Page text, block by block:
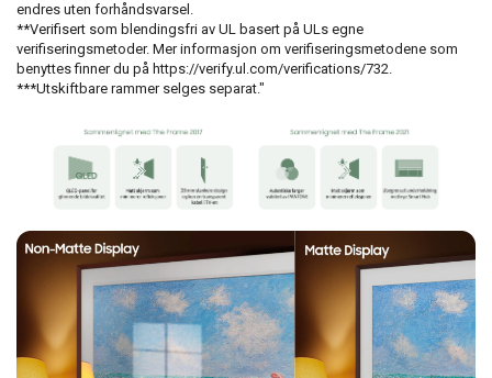
endres uten forhåndsvarsel.
**Verifisert som blendingsfri av UL basert på ULs egne
verifiseringsmetoder. Mer informasjon om verifiseringsmetodene som
benyttes finner du på https://verify.ul.com/verifications/732.
***Utskiftbare rammer selges separat."